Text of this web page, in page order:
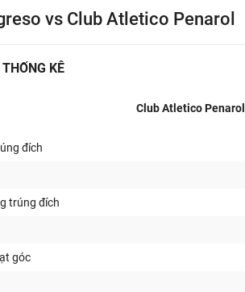
vs Club Atletico Penarol
KÊ
Club Atletico Penarol
đích
trúng đích
góc